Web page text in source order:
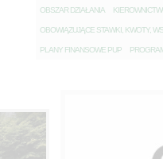
OBSZAR DZIAŁANIA K
OBOWIĄZUJĄCE STAWKI, KWOTY,
PLANY FINANSOWE PUP P